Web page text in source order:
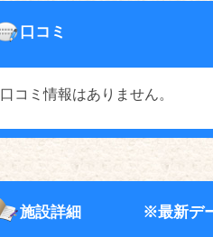
口コミ
口コミ情報はありません。
施設詳細 ※最新デ